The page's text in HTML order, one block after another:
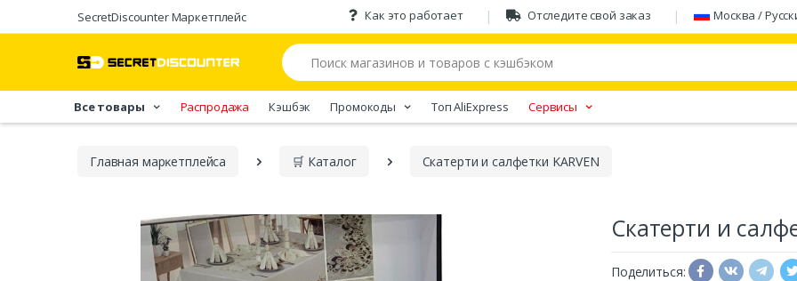
SecretDiscounter Маркетплейс Как это работает Отследите свой заказ Москва /
Все товары Распродажа Кэшбэк Промокоды Tоп AliExpress Сервисы
Главная марĸетплейса 🛒 Каталог Скатерти и салфетки KARVEN
Скатерти и
Поделиться: